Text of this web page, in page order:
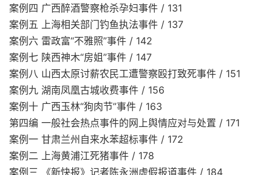
案例四 广西醉酒警察枪杀孕妇事件 / 131
案例五 上海相关部门钓鱼执法事件 / 137
案例六 雷政富“不雅照”事件 / 142
案例七 陕西神木“房姐”事件 / 147
案例八 山西太原讨薪农民工遭警察殴打致死事件 / 151
案例九 湖南凤凰古城收费事件 / 156
案例十 广西玉林“狗肉节”事件 / 163
第四编 一般社会热点事件的网上舆情应对与处置 / 171
案例一 甘肃兰州自来水苯超标事件 / 172
案例二 上海黄浦江死猪事件 / 178
案例三 《新快报》记者陈永洲虚假报道事件 / 184